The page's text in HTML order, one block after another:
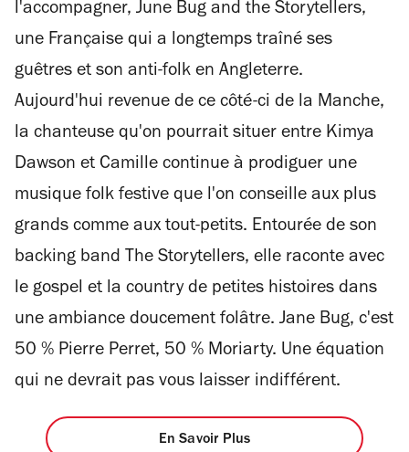
l'accompagner, June Bug and the Storytellers,
une Française qui a longtemps traîné ses
guêtres et son anti-folk en Angleterre.
Aujourd'hui revenue de ce côté-ci de la Manche,
la chanteuse qu'on pourrait situer entre Kimya
Dawson et Camille continue à prodiguer une
musique folk festive que l'on conseille aux plus
grands comme aux tout-petits. Entourée de son
backing band The Storytellers, elle raconte avec
le gospel et la country de petites histoires dans
une ambiance doucement folâtre. Jane Bug, c'est
50 % Pierre Perret, 50 % Moriarty. Une équation
qui ne devrait pas vous laisser indifférent.
En Savoir Plus